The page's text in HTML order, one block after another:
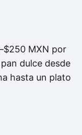
MXN por
dulce desde
hasta un plato